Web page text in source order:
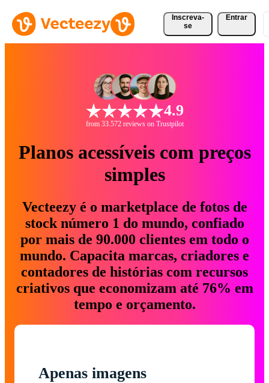
Inscreva-
se
Entrar
4.9
from 33.572 reviews on Trustpilot
Planos acessíveis com preços
simples
Vecteezy é o marketplace de fotos de
stock número 1 do mundo, confiado
por mais de 90.000 clientes em todo o
mundo. Capacita marcas, criadores e
contadores de histórias com recursos
criativos que economizam até 76% em
tempo e orçamento.
Apenas imagens